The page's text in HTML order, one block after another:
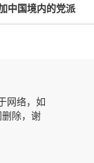
中国境内的党派
网络，如
除，谢